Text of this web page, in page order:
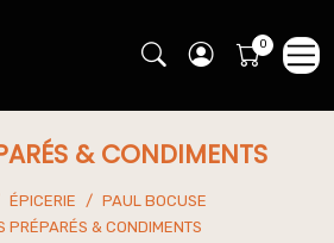
& CONDIMENTS
ÉPICERIE
PAUL BOCUSE
PRÉPARÉS & CONDIMENTS